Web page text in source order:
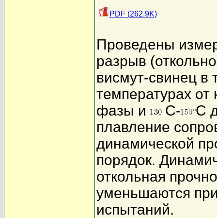
PDF (262.9K)
Проведены
разрыв
висмут-свинец в
температурах
фазы и
С-
С
плавление
динамической
порядок.
откольная
уменьшаются
испытаний.